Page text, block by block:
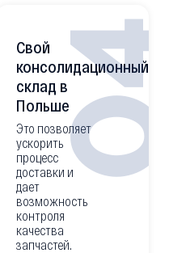
Свой
консолидационный
склад в
Польше
Это позволяет
ускорить
процесс
доставки и
дает
возможность
контроля
качества
запчастей.